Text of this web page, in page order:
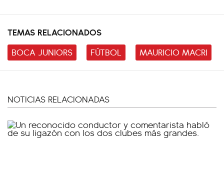
TEMAS RELACIONADOS
BOCA JUNIORS
FÚTBOL MAURICIO MACRI
NOTICIAS RELACIONADAS